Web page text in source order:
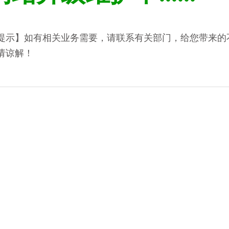
示】如有相关业务需要，请联系有关部门，给您带来的
谅解！